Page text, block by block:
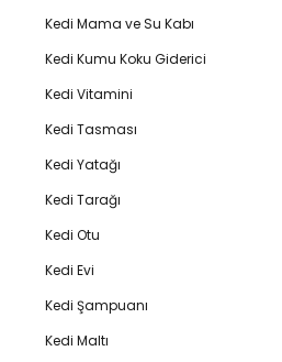
Kedi Mama ve Su Kabı
Kedi Kumu Koku Giderici
Kedi Vitamini
Kedi Tasması
Kedi Yatağı
Kedi Tarağı
Kedi Otu
Kedi Evi
Kedi Şampuanı
Kedi Maltı